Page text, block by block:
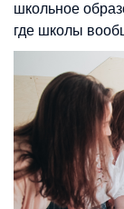
школьное
где школы